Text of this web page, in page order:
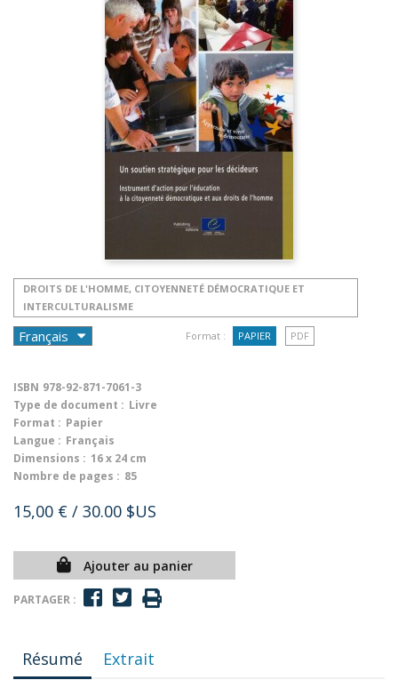
DROITS DE L'HOMME, CITOYENNETÉ DÉMOCRATIQUE ET
INTERCULTURALISME
Format : PAPIER PDF
ISBN 978-92-871-7061-3
Type de document : Livre
Format : Papier
Langue : Français
Dimensions : 16 x 24 cm
Nombre de pages : 85
15,00 € / 30.00 $US
Ajouter au panier
PARTAGER :
Résumé Extrait